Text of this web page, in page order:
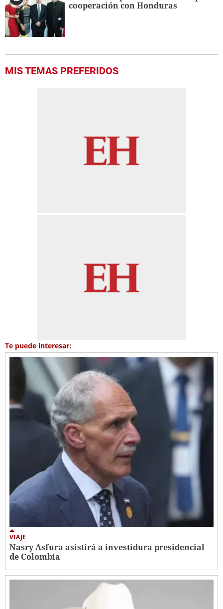
56
seconds
cooperación con Honduras
MIS TEMAS PREFERIDOS
Te puede interesar:
VIAJE
Nasry Asfura asistirá a investidura presidencial
de Colombia